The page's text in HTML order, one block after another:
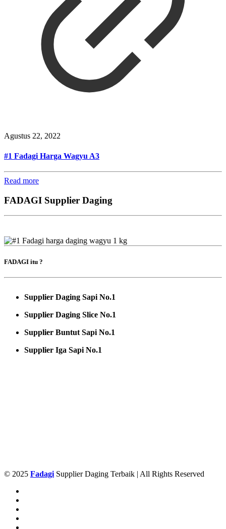
Agustus 22, 2022
#1 Fadagi Harga Wagyu A3
Read more
FADAGI Supplier Daging
FADAGI itu ?
Supplier Daging Sapi No.1
Supplier Daging Slice No.1
Supplier Buntut Sapi No.1
Supplier Iga Sapi No.1
© 2025 Fadagi Supplier Daging Terbaik | All Rights Reserved